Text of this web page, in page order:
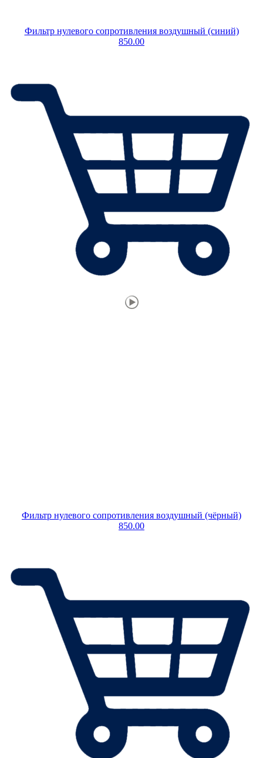
Фильтр нулевого сопротивления воздушный (синий)
850.00
Фильтр нулевого сопротивления воздушный (чёрный)
850.00